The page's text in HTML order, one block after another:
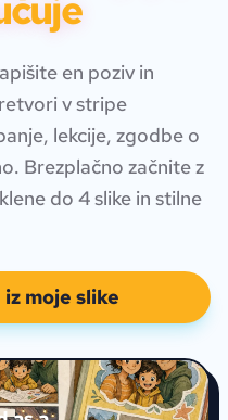
en poziv in
v stripe
lekcije, zgodbe o
Brezplačno začnite z
do 4 slike in stilne
moje slike